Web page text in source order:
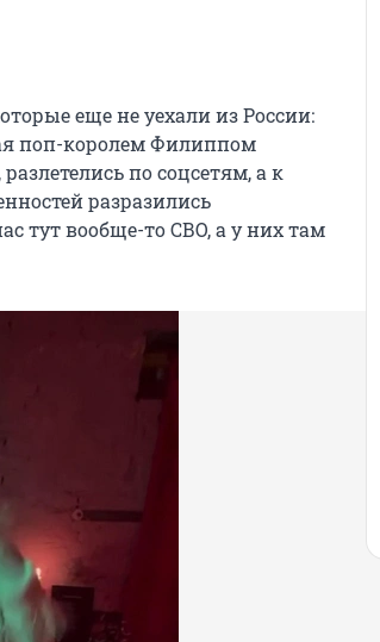
еще не уехали из России:
поп-королем Филиппом
по соцсетям, а к
разразились
тут вообще-то СВО, а у них там